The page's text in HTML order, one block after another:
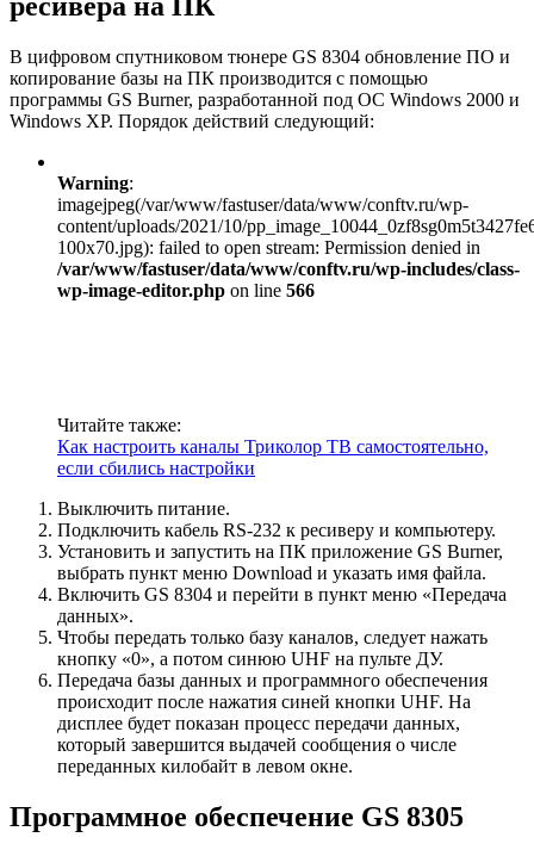
ресивера на ПК
В цифровом спутниковом тюнере GS 8304 обновление ПО и
копирование базы на ПК производится с помощью
программы GS Burner, разработанной под ОС Windows 2000 и
Windows XP. Порядок действий следующий:
Warning:
imagejpeg(/var/www/fastuser/data/www/conftv.ru/wp-
content/uploads/2021/10/
100x70.jpg): failed to open stream: Permission denied in
/var/www/fastuser/data/www/conftv.ru/wp-includes/class-
wp-image-editor.php on line 566
Читайте также:
Как настроить каналы Триколор ТВ самостоятельно,
если сбились настройки
Выключить питание.
Подключить кабель RS-232 к ресиверу и компьютеру.
Установить и запустить на ПК приложение GS Burner,
выбрать пункт меню Download и указать имя файла.
Включить GS 8304 и перейти в пункт меню «Передача
данных».
Чтобы передать только базу каналов, следует нажать
кнопку «0», а потом синюю UHF на пульте ДУ.
Передача базы данных и программного обеспечения
происходит после нажатия синей кнопки UHF. На
дисплее будет показан процесс передачи данных,
который завершится выдачей сообщения о числе
переданных килобайт в левом окне.
Программное обеспечение GS 8305